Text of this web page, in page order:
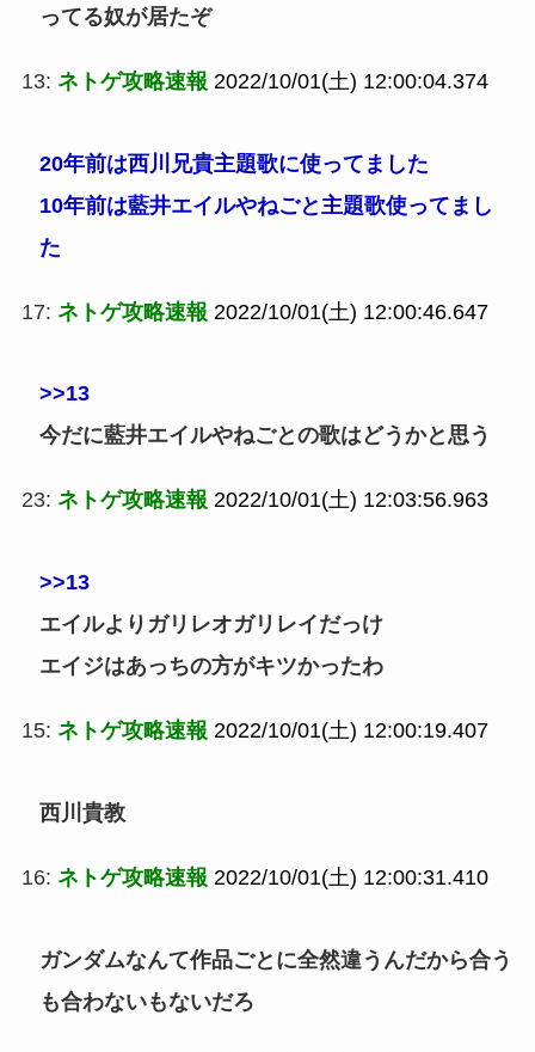
ってる奴が居たぞ
13: ネトゲ攻略速報 2022/10/01(土) 12:00:04.374
20年前は西川兄貴主題歌に使ってました
10年前は藍井エイルやねごと主題歌使ってまし
た
17: ネトゲ攻略速報 2022/10/01(土) 12:00:46.647
>>13
今だに藍井エイルやねごとの歌はどうかと思う
23: ネトゲ攻略速報 2022/10/01(土) 12:03:56.963
>>13
エイルよりガリレオガリレイだっけ
エイジはあっちの方がキツかったわ
15: ネトゲ攻略速報 2022/10/01(土) 12:00:19.407
西川貴教
16: ネトゲ攻略速報 2022/10/01(土) 12:00:31.410
ガンダムなんて作品ごとに全然違うんだから合う
も合わないもないだろ